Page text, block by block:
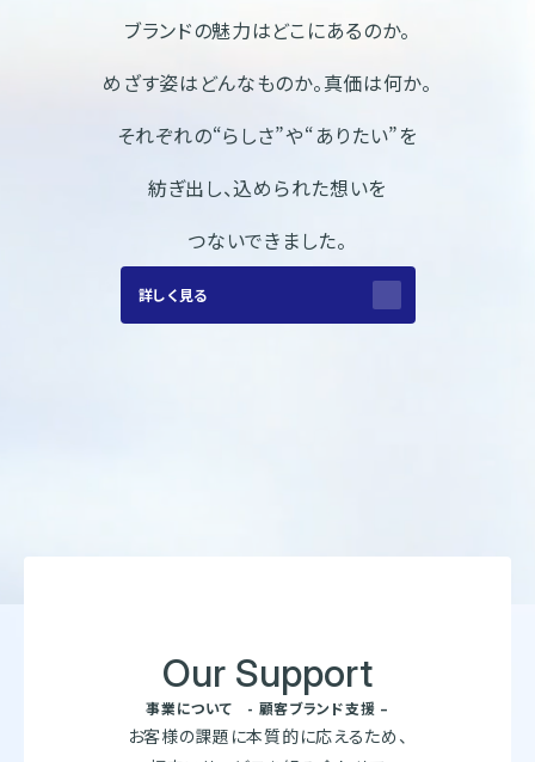
ブランドの魅力はどこにあるのか。
めざす姿はどんなものか。真価は何か。
それぞれの“らしさ”や“ありたい”を
紡ぎ出し、込められた想いを
つないできました。
詳しく見る
Our Support
事業について - 顧客ブランド支援 –
お客様の課題に本質的に応えるため、